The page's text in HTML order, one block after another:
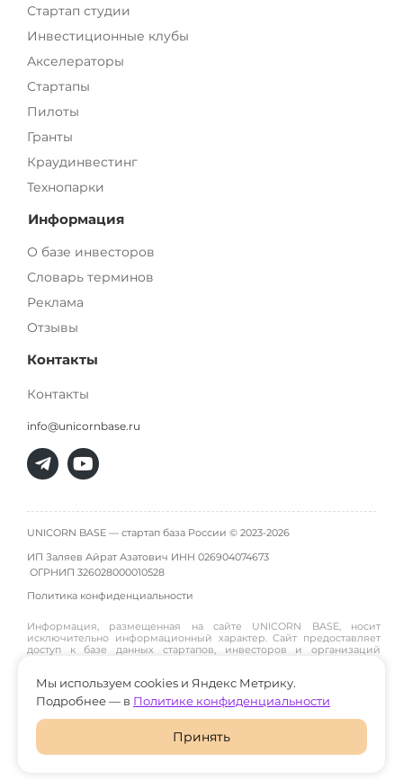
Стартап студии
Инвестиционные клубы
Акселераторы
Стартапы
Пилоты
Гранты
Краудинвестинг
Технопарки
Информация
О базе инвесторов
Словарь терминов
Реклама
Отзывы
Контакты
Контакты
info@unicornbase.ru
UNICORN BASE — стартап база России © 2023-2026
ИП Заляев Айрат Азатович ИНН 026904074673
ОГРНИП 326028000010528
Политика конфиденциальности
Информация, размещенная на сайте UNICORN BASE, носит
исключительно информационный характер. Сайт предоставляет
доступ к базе данных стартапов, инвесторов и организаций
публикуются пользователями или собираются из открытых
источников, поэтому администрация сайта не гарантирует их
достоверность и не участвует в инвестиционных сделках между
пользователями. Пользователи принимают решения о
взаимодействии, инвестициях и сотрудничестве самостоятельно
и на свой риск. Администрация сайта не несет ответственности за
возможные убытки или последствия, возникшие в результате
Мы используем cookies и Яндекс Метрику.
Подробнее — в Политике конфиденциальности
Принять